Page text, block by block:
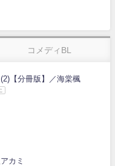
コメディBL
【分冊版】／海棠楓
カミ